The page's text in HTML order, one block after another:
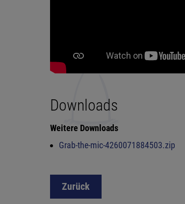
Downloads
Weitere Downloads
Grab-the-mic-4260071884503.zip
Zurück